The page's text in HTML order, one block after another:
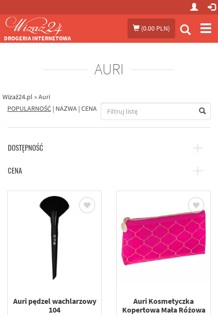
(0.00 PLN)
DROGERIA INTERNETOWA
AURI
Wizaż24.pl »Auri
POPULARNOŚĆ | NAZWA | CENA
DOSTĘPNOŚĆ
CENA
Auri pędzel wachlarzowy
104
Auri Kosmetyczka
Kopertowa Mała Różowa